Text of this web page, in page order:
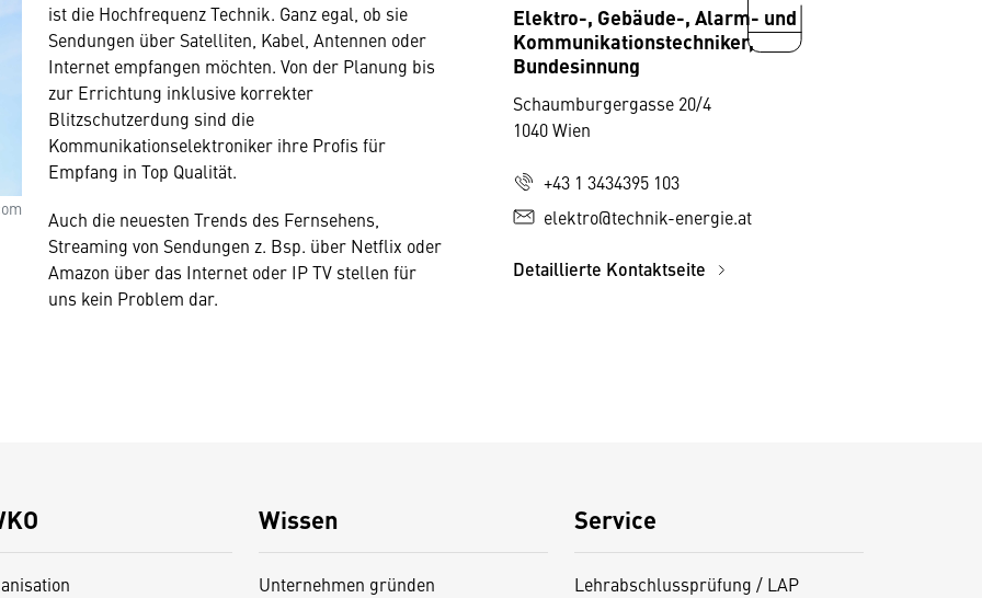
ist die Hochfrequenz Technik. Ganz egal, ob sie
Sendungen über Satelliten, Kabel, Antennen oder
Internet empfangen möchten. Von der Planung bis
zur Errichtung inklusive korrekter
Blitzschutzerdung sind die
Kommunikationselektroniker ihre Profis für
Empfang in Top Qualität.
Auch die neuesten Trends des Fernsehens,
Streaming von Sendungen z. Bsp. über Netflix oder
Amazon über das Internet oder IP TV stellen für
uns kein Problem dar.
Elektro-, Gebäude-, Alarm- und
Kommunikationstechniker,
Bundesinnung
Schaumburgergasse 20/4
1040 Wien
+43 1 3434395 103
elektro@technik-energie.at
Detaillierte Kontaktseite
Wissen
Unternehmen gründen
Service
Lehrabschlussprüfung / LAP